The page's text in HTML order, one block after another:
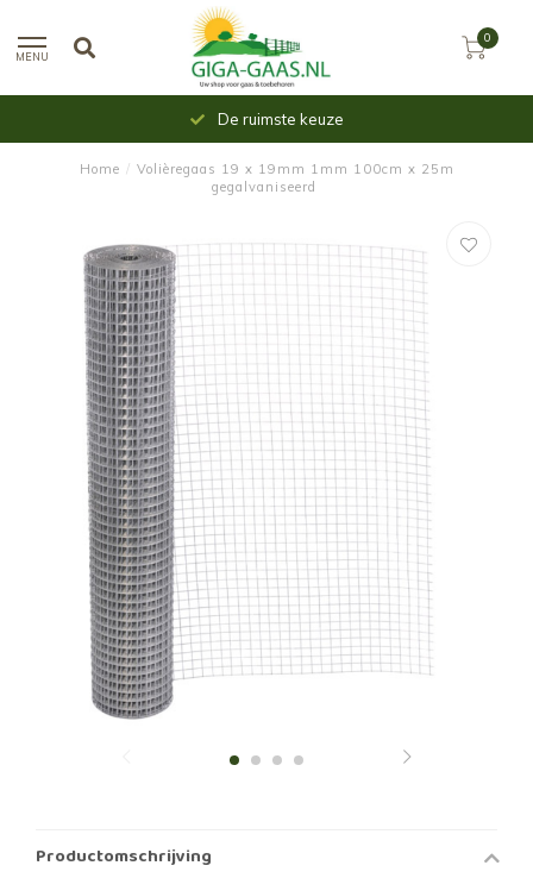
MENU
0
Uit voorraad leverbaar
Home / Volièregaas 19 x 19mm 1mm 100cm x 25m
gegalvaniseerd
Productomschrijving